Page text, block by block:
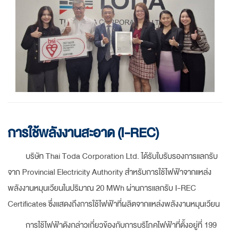
การใช้พลังงานสะอาด (I-REC)
บริษัท Thai Toda Corporation Ltd. ได้รับใบรับรองการแลกรับ
จาก Provincial Electricity Authority สำหรับการใช้ไฟฟ้าจากแหล่ง
พลังงานหมุนเวียนในปริมาณ 20 MWh ผ่านการแลกรับ I-REC
Certificates ซึ่งแสดงถึงการใช้ไฟฟ้าที่ผลิตจากแหล่งพลังงานหมุนเวียน
การใช้ไฟฟ้าดังกล่าวเกี่ยวข้องกับการบริโภคไฟฟ้าที่ตั้งอยู่ที่ 199